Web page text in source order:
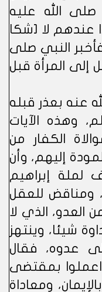
الله عليه
عندهم لا [شكا
النبي صلى
إلى المرأة قبل
عنه بعذر قبله
وهذه الآيات
الكفار من
إليهم، وأن
لملة إبراهيم
ومناقض للعقل
العدو، الذي لا
شيئا، وينتهز
عدوه، فقال
اعملوا بمقتضى
ومعاداة